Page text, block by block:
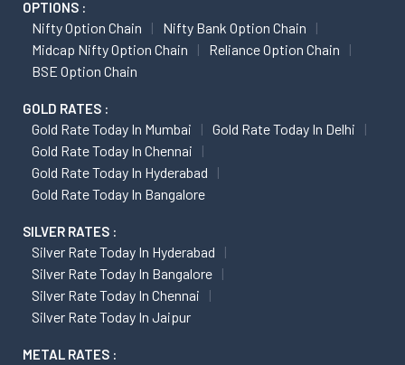
OPTIONS :
Nifty Option Chain
Nifty Bank Option Chain
Midcap Nifty Option Chain
Reliance Option Chain
BSE Option Chain
GOLD RATES :
Gold Rate Today In Mumbai
Gold Rate Today In Delhi
Gold Rate Today In Chennai
Gold Rate Today In Hyderabad
Gold Rate Today In Bangalore
SILVER RATES :
Silver Rate Today In Hyderabad
Silver Rate Today In Bangalore
Silver Rate Today In Chennai
Silver Rate Today In Jaipur
METAL RATES :